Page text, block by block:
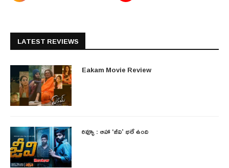
LATEST REVIEWS
Eakam Movie Review
రివ్యూ : ఆహా ‘జీవి’ భలే ఉంది